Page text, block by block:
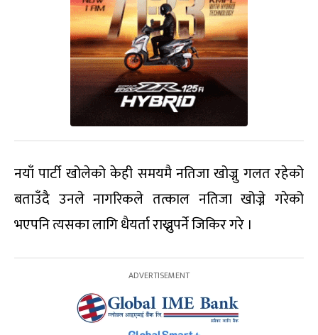
नयाँ पार्टी खोलेको केही समयमै नतिजा खोज्नु गलत रहेको
बताउँदै उनले नागरिकले तत्काल नतिजा खोज्ने गरेको
भएपनि त्यसका लागि धैयर्ता राख्नुपर्ने जिकिर गरे ।